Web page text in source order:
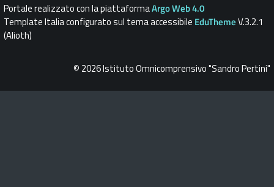
Portale realizzato con la piattaformaArgo Web 4.0
Template Italia configurato sul tema accessibile EduThemeV.3.2.1
(Alioth)
© 2026 Istituto Omnicomprensivo "Sandro Pertini"